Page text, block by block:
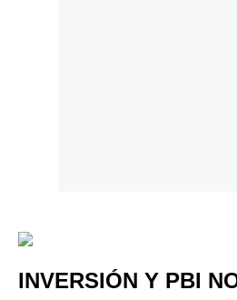
INVERSIÓN Y PBI